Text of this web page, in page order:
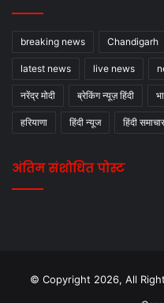
breaking news Chandigarh
latest news live news
नरेंद्र मोदी ब्रेकिंग न्यूज़ हिंदी
हरियाणा हिंदी न्यूज हिंदी समाचार
अंतिम संशोधित पोस्ट
© Copyright 2026, All